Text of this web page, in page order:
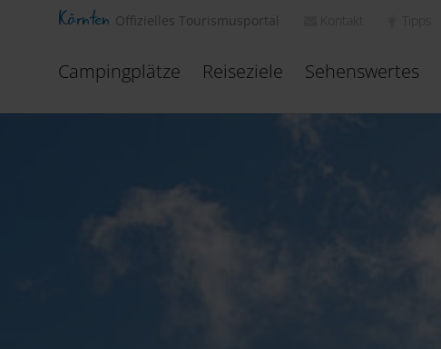
Kärnten Offizielles Tourismusportal
Campingplätze Reiseziele Sehenswertes